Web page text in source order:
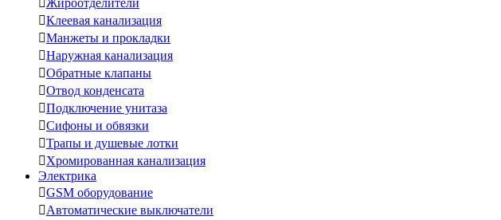
Жироотделители
Клеевая канализация
Манжеты и прокладки
Наружная канализация
Обратные клапаны
Отвод конденсата
Подключение унитаза
Сифоны и обвязки
Трапы и душевые лотки
Хромированная канализация
Электрика
GSM оборудование
Автоматические выключатели